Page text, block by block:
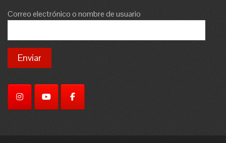
Correo electrónico o nombre de usuario